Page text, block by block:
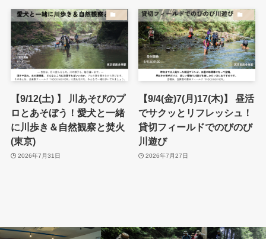
【9/12(土) 】 川あそびのプ
ロとあそぼう！愛犬と一緒
に川歩き＆自然観察と焚火
(東京)
2026年7月31日
【9/4(金)7(月)17(木)】 昼活
でサクッとリフレッシュ！
貸切フィールドでのびのび
川遊び
2026年7月27日